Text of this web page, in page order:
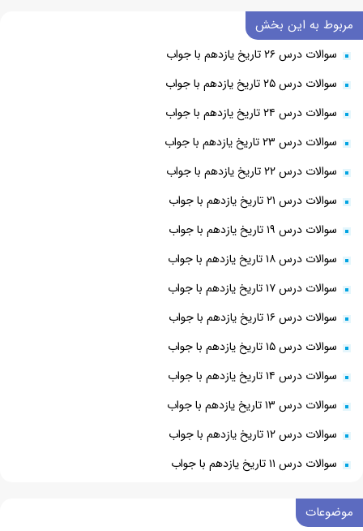
مربوط به این بخش
سوالات درس ۲۶ تاریخ یازدهم با جواب
سوالات درس ۲۵ تاریخ یازدهم با جواب
سوالات درس ۲۴ تاریخ یازدهم با جواب
سوالات درس ۲۳ تاریخ یازدهم با جواب
سوالات درس ۲۲ تاریخ یازدهم با جواب
سوالات درس ۲۱ تاریخ یازدهم با جواب
سوالات درس ۱۹ تاریخ یازدهم با جواب
سوالات درس ۱۸ تاریخ یازدهم با جواب
سوالات درس ۱۷ تاریخ یازدهم با جواب
سوالات درس ۱۶ تاریخ یازدهم با جواب
سوالات درس ۱۵ تاریخ یازدهم با جواب
سوالات درس ۱۴ تاریخ یازدهم با جواب
سوالات درس ۱۳ تاریخ یازدهم با جواب
سوالات درس ۱۲ تاریخ یازدهم با جواب
سوالات درس ۱۱ تاریخ یازدهم با جواب
موضوعات